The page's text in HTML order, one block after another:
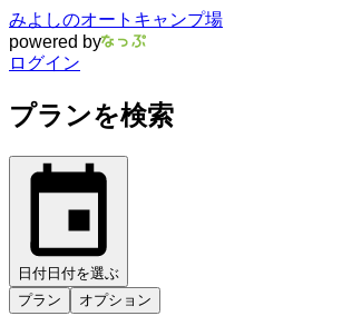
みよしのオートキャンプ場
powered by
ログイン
プランを検索
日付 日付を選ぶ
プラン
オプション